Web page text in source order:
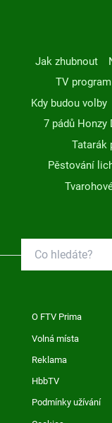
Jak zhubnout
TV program
Kdy budou volby
7 pádů Honzy
Tatarák
Pěstování
O FTV Prima
Volná místa
Reklama
HbbTV
Podmínky užívání